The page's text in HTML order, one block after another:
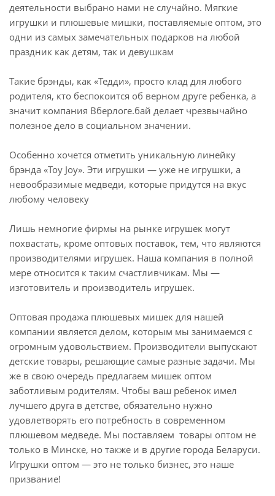
деятельности выбрано нами не случайно. Мягкие
игрушки и плюшевые мишки, поставляемые оптом, это
одни из самых замечательных подарков на любой
праздник как детям, так и девушкам
Такие брэнды, как «Тедди», просто клад для любого
родителя, кто беспокоится об верном друге ребенка, а
значит компания Вберлоге.бай делает чрезвычайно
полезное дело в социальном значении.
Особенно хочется отметить уникальную линейку
брэнда «Toy Joy». Эти игрушки — уже не игрушки, а
невообразимые медведи, которые придутся на вкус
любому человеку
Лишь немногие фирмы на рынке игрушек могут
похвастать, кроме оптовых поставок, тем, что являются
производителями игрушек. Наша компания в полной
мере относится к таким счастливчикам. Мы —
изготовитель и производитель игрушек.
Оптовая продажа плюшевых мишек для нашей
компании является делом, которым мы занимаемся c
огромным удовольствием. Производители выпускают
детские товары, решающие самые разные задачи. Мы
же в свою очередь предлагаем мишек оптом
заботливым родителям. Чтобы ваш ребенок имел
лучшего друга в детстве, обязательно нужно
удовлетворять его потребность в современном
плюшевом медведе. Мы поставляем товары оптом не
только в Минске, но также и в другие города Беларуси.
Игрушки оптом — это не только бизнес, это наше
призвание!